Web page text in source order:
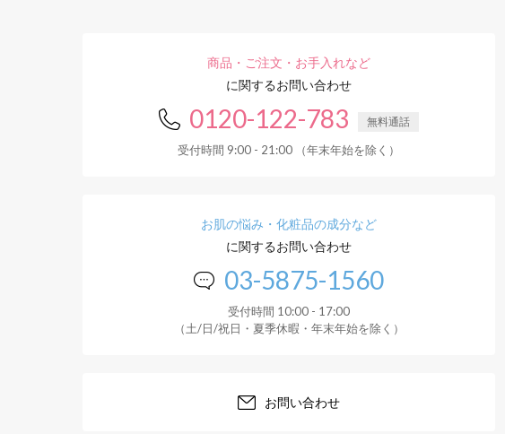
商品・ご注文・お手入れなど
に関するお問い合わせ
0120-122-783 無料通話
受付時間 9:00 - 21:00 （年末年始を除く）
お肌の悩み・化粧品の成分など
に関するお問い合わせ
03-5875-1560
受付時間 10:00 - 17:00
（土/日/祝日・夏季休暇・年末年始を除く）
お問い合わせ